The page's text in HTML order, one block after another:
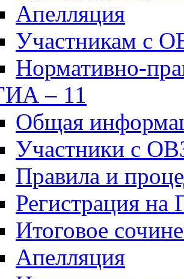
Апелляция
Участникам с
Нормативно-
– 11
Общая
Участники с
Правила и
Регистрация
Итоговое
Апелляция